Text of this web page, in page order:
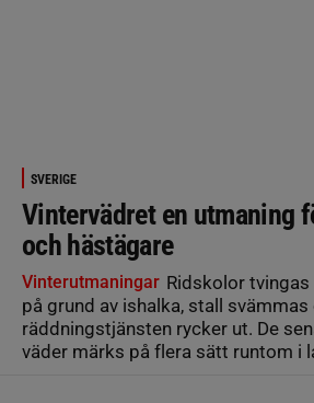
SVERIGE
Vintervädret en utmaning
och hästägare
Vinterutmaningar Ridskolor
på grund av ishalka, stall
räddningstjänsten rycker ut. De
väder märks på flera sätt runtom i